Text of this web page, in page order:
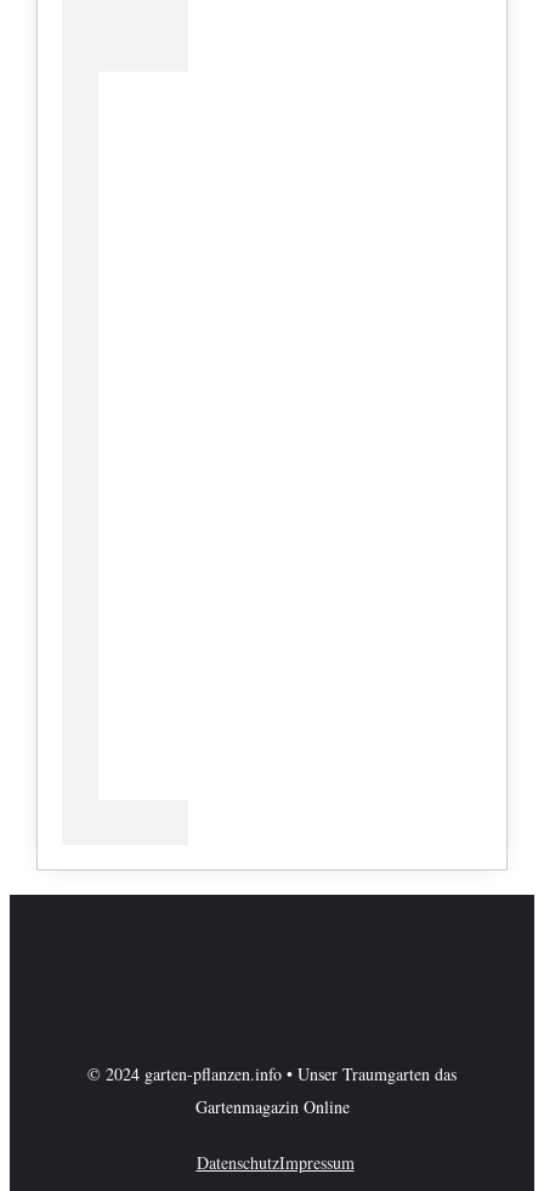
© 2024 garten-pflanzen.info • Unser Traumgarten das
Gartenmagazin Online
DatenschutzImpressum